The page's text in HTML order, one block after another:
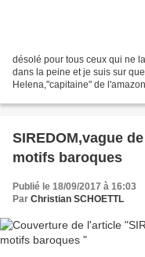
désolé pour tous ceux qui ne
dans la peine et je suis sur
Helena,"capitaine" de
SIREDOM,vague
motifs baroques
Publié le 18/09/2017 à 16:03
Par Christian SCHOETTL